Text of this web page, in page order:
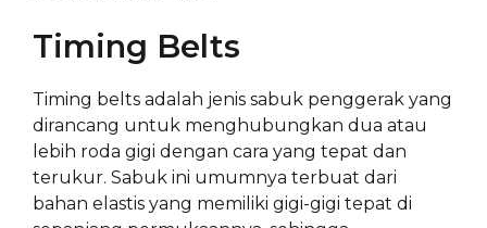
Timing Belts
Timing belts adalah jenis sabuk penggerak yang
dirancang untuk menghubungkan dua atau
lebih roda gigi dengan cara yang tepat dan
terukur. Sabuk ini umumnya terbuat dari
bahan elastis yang memiliki gigi-gigi tepat di